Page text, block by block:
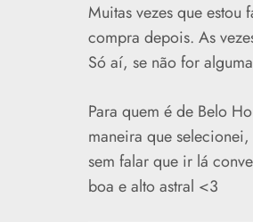
Muitas vezes que
compra depois. As
Só aí, se não for
Para quem é de Belo
maneira que
sem falar que ir lá
boa e alto astral <3